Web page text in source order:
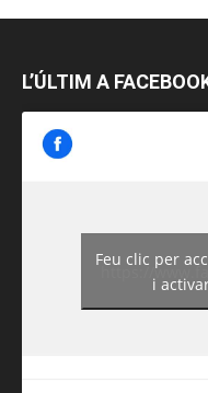
L’ÚLTIM A
https://
Feu clic per
i